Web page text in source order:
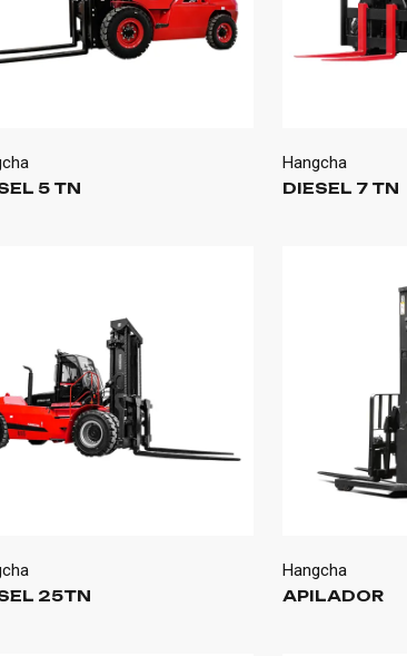
5 TN
Hangcha
DIESEL 7 TN
25TN
Hangcha
APILADOR